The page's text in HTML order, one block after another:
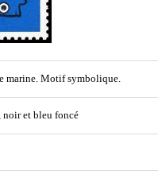
marine. Motif symbolique.
noir et bleu foncé